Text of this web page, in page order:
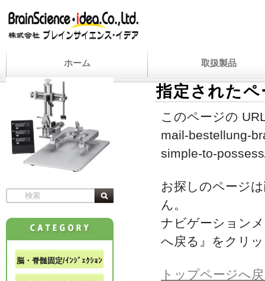
ホーム 取扱製品
指定された
このページの
mail-bestellung-
simple-to-
お探しのページ
ん。
ナビゲーション
へ戻る』をクリ
トップページへ
脳・脊髄固定/ｲﾝｼﾞｪｸｼｮﾝ